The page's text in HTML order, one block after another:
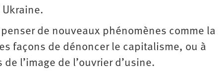
de nouveaux phénomènes comme la
façons de dénoncer le capitalisme, ou à
l’image de l’ouvrier d’usine.